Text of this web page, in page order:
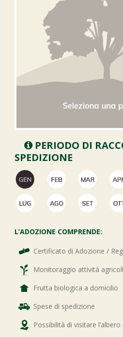
PERIODO DI
SPEDIZIONE
L’ADOZIONE COMPRENDE:
Certificato di Adozione /
Monitoraggio attività
Frutta biologica a domicilio
Spese di spedizione
Possibilità di visitare l’albero